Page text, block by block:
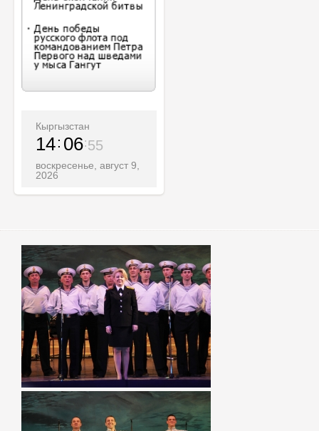
Кыргызстан
14 06 57
воскресенье, август 9,
2026